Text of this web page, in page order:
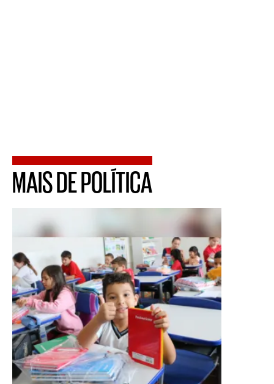
MAIS DE POLÍTICA